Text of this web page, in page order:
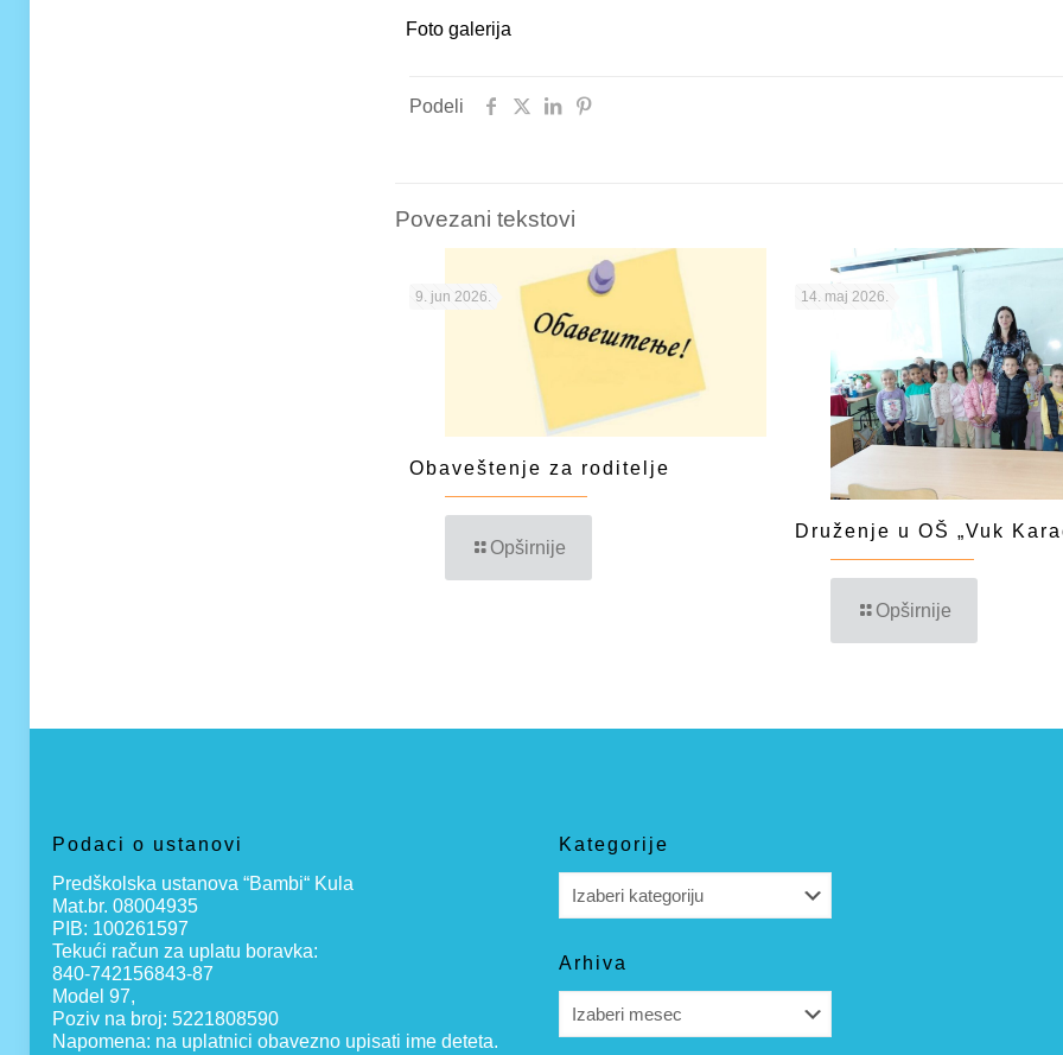
Foto galerija
Podeli
Povezani tekstovi
9. jun 2026.
Obaveštenje za roditelje
Opširnije
14. maj 2026.
Druženje u OŠ „Vuk
Opširnije
Podaci o ustanovi
Predškolska ustanova “Bambi“ Kula
Mat.br. 08004935
PIB: 100261597
Tekući račun za uplatu boravka:
840-742156843-87
Model 97,
Poziv na broj: 5221808590
Napomena: na uplatnici obavezno upisati ime deteta.
Kategorije
Arhiva